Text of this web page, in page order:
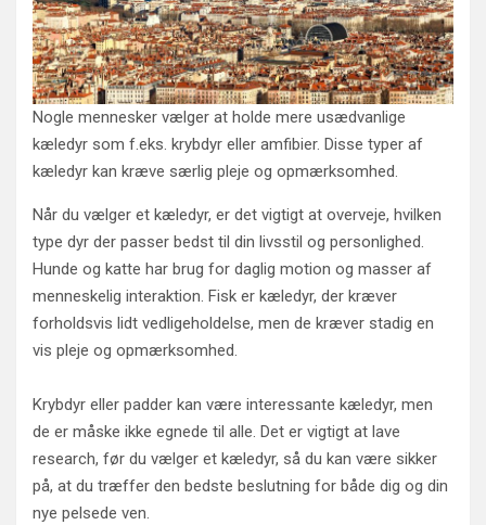
Nogle mennesker vælger at holde mere usædvanlige
kæledyr som f.eks. krybdyr eller amfibier. Disse typer af
kæledyr kan kræve særlig pleje og opmærksomhed.
Når du vælger et kæledyr, er det vigtigt at overveje, hvilken
type dyr der passer bedst til din livsstil og personlighed.
Hunde og katte har brug for daglig motion og masser af
menneskelig interaktion. Fisk er kæledyr, der kræver
forholdsvis lidt vedligeholdelse, men de kræver stadig en
vis pleje og opmærksomhed.
Krybdyr eller padder kan være interessante kæledyr, men
de er måske ikke egnede til alle. Det er vigtigt at lave
research, før du vælger et kæledyr, så du kan være sikker
på, at du træffer den bedste beslutning for både dig og din
nye pelsede ven.